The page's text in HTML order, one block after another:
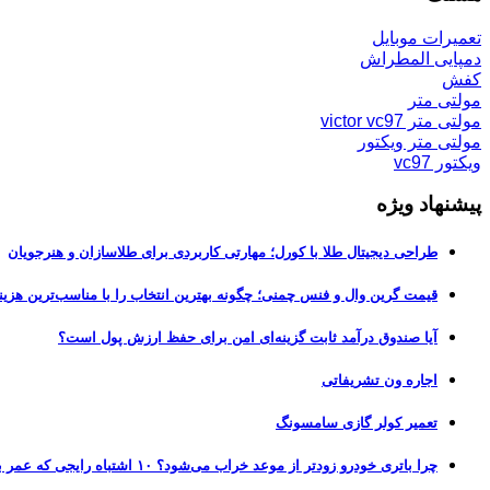
تعمیرات موبایل
دمپایی المطراش
کفش
مولتی متر
مولتی متر victor vc97
مولتی متر ویکتور
ویکتور vc97
پیشنهاد ویژه
طراحی دیجیتال طلا با کورل؛ مهارتی کاربردی برای طلاسازان و هنرجویان
قیمت گرین وال و فنس چمنی؛ چگونه بهترین انتخاب را با مناسب‌ترین
آیا صندوق درآمد ثابت گزینه‌ای امن برای حفظ ارزش پول است؟
اجاره ون تشریفاتی
تعمیر کولر گازی سامسونگ
چرا باتری خودرو زودتر از موعد خراب می‌شود؟ ۱۰ اشتباه رایجی که عمر باتری را نصف می‌کنند